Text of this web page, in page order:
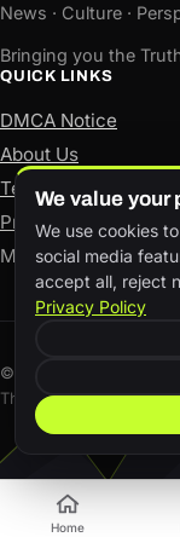
News · Culture ·
Bringing you the
QUICK LINKS
DMCA Notice
About Us
Terms of Use
Privacy Policy
Manage consent
© The Aspect Ratio.
This site is available in
Home
We value your
We use cookies
social media
accept all, reject
Privacy Policy